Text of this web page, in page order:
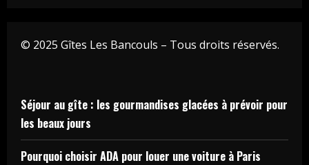
© 2025 Gîtes Les Bancouls – Tous droits réservés.
Séjour au gîte : les gourmandises glacées à prévoir pour
les beaux jours
Pourquoi choisir ADA pour louer une voiture à Paris